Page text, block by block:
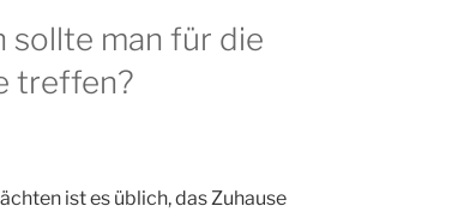
sollte man für die
treffen?
ist es üblich, das Zuhause